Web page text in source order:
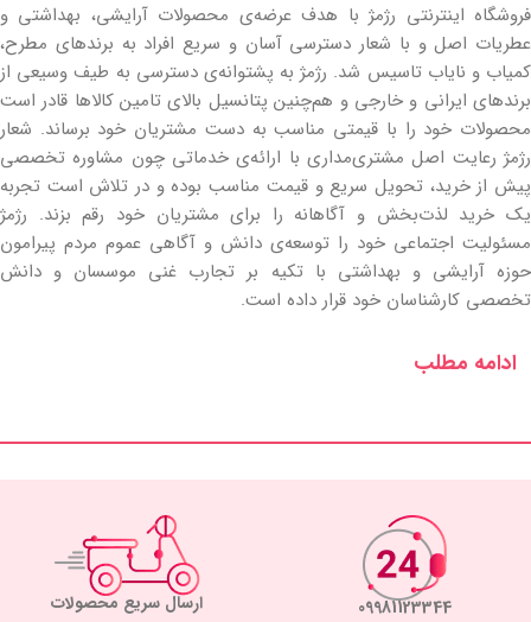
فروشگاه اینترنتی رژمژ با هدف عرضه‌ی محصولات آرایشی، بهداشتی و
عطریات اصل و با شعار دسترسی آسان و سریع افراد به برندهای مطرح،
کمیاب و نایاب تاسیس شد. رژمژ به پشتوانه‌ی دسترسی به طیف وسیعی از
برندهای ایرانی و خارجی و هم‌چنین پتانسیل بالای تامین کالاها قادر است
محصولات خود را با قیمتی مناسب به دست مشتریان خود برساند. شعار
رژمژ رعایت اصل مشتری‌مداری با ارائه‌ی خدماتی چون مشاوره تخصصی
پیش از خرید، تحویل سریع و قیمت مناسب بوده و در تلاش است تجربه
یک خرید لذت‌بخش و آگاهانه را برای مشتریان خود رقم بزند. رژمژ
مسئولیت اجتماعی خود را توسعه‌ی دانش و آگاهی عموم مردم پیرامون
حوزه آرایشی و بهداشتی با تکیه بر تجارب غنی موسسان و دانش
تخصصی کارشناسان خود قرار داده است.
ادامه مطلب
09981123344 ارسال سریع محصولات